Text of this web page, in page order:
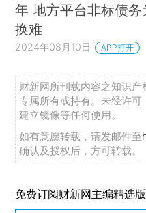
年 地方平台非标债务
换难
2024年08月10日 APP打开
财新网所刊载内容之知识
专属所有或持有。未经许
建立镜像等任何使用。
如有意愿转载，请发邮件至
确认及授权后，方可转载。
免费订阅财新网主编精选